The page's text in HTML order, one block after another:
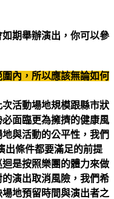
期舉辦演出，你可以參
內，所以應該無論如何
活動場地規模跟縣市狀
面臨更為擁擠的健康風
與活動的公平性，我們
出條件都要滿足的前提
是按照樂團的體力來做
演出取消風險，我們希
地預留時間與演出者之